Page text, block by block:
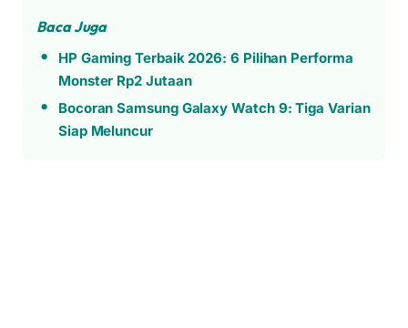
Baca Juga
HP Gaming Terbaik 2026: 6 Pilihan Performa
Monster Rp2 Jutaan
Bocoran Samsung Galaxy Watch 9: Tiga Varian
Siap Meluncur